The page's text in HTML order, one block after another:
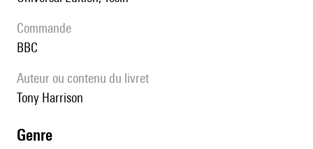
Commande
BBC
Auteur ou contenu du livret
Tony Harrison
genre